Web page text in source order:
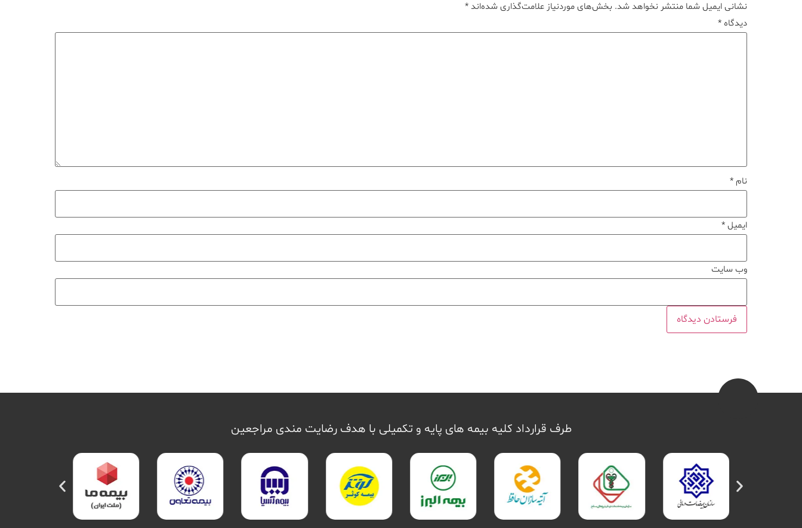
نشانی ایمیل شما منتشر نخواهد شد. بخش‌های موردنیاز علامت‌گذاری شده‌اند *
دیدگاه *
نام*
ایمیل*
وب‌ سایت
طرف قرارداد کلیه بیمه های پایه و تکمیلی با هدف رضایت مندی مراجعین